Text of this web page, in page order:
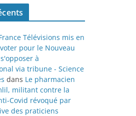
Télévisions mis en
pour le Nouveau
à
via tribune - Science
dans Le pharmacien
militant contre la
Covid révoqué par
des praticiens